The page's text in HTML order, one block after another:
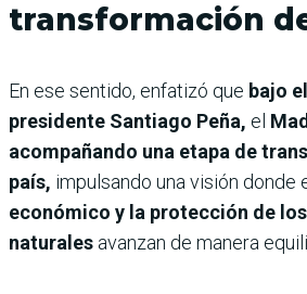
transformación
En ese sentido, enfatizó que bajo
presidente Santiago Peña, el
acompañando una etapa de
país, impulsando una visión donde
económico y la protección de
naturales avanzan de manera